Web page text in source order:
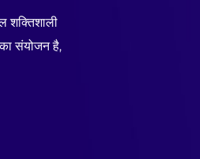
शक्तिशाली
संयोजन है,